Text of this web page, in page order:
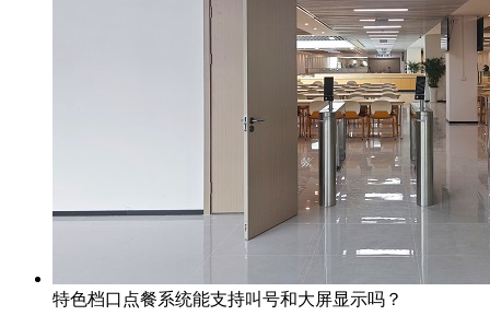
特色档口点餐系统能支持叫号和大屏显示吗？